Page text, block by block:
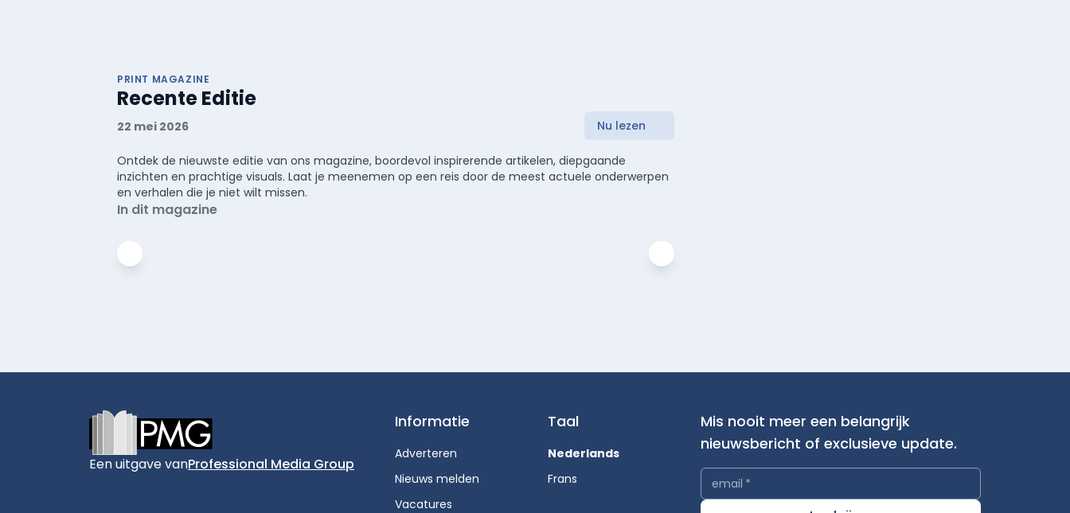
PRINT MAGAZINE
Recente Editie
22 mei 2026 Nu lezen
Ontdek de nieuwste editie van ons magazine, boordevol inspirerende artikelen, diepgaande
inzichten en prachtige visuals. Laat je meenemen op een reis door de meest actuele onderwerpen
en verhalen die je niet wilt missen.
In dit magazine
Een uitgave vanProfessional Media Group
Informatie
Adverteren
Nieuws melden
Vacatures
Taal
Nederlands
Frans
Mis nooit meer een belangrijk
nieuwsbericht of exclusieve update.
email *